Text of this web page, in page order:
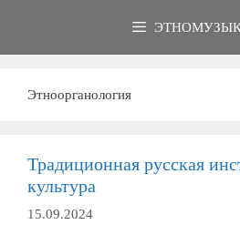
Этноорганология
Традиционная русская
культура
15.09.2024